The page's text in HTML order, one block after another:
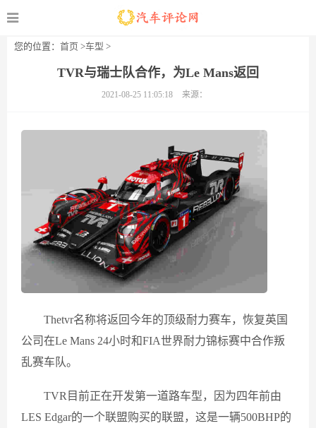
您的位置： 首页 >车型 >
TVR与瑞士队合作，为Le Mans返回
2021-08-25 11:05:18 来源：
Thetvr名称将返回今年的顶级耐力赛车，恢复英国
公司在Le Mans 24小时和FIA世界耐力锦标赛中合作叛
乱赛车队。
TVR目前正在开发第一道路车型，因为四年前由
LES Edgar的一个联盟购买的联盟，这是一辆500BHP的